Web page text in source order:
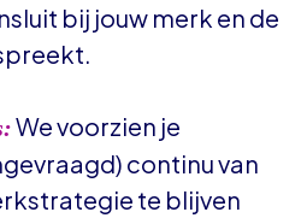
bij jouw merk en de
We voorzien je
continu van
te blijven